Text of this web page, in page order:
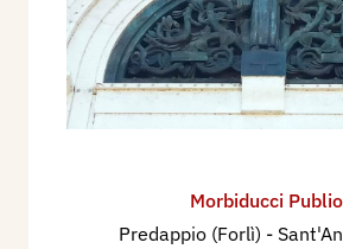
Morbiducci Publio
Predappio (Forlì) -